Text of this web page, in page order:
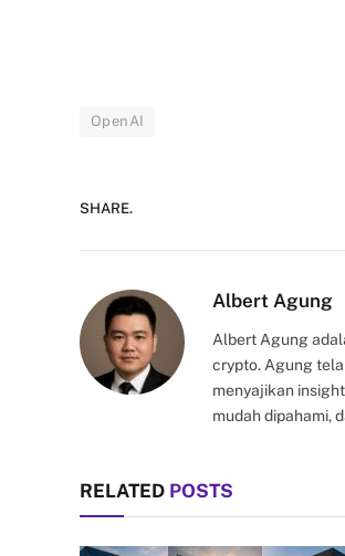
OpenAI
SHARE.
Albert Agung
Albert Agung
crypto. Agung
menyajikan
mudah dipahami,
RELATED POSTS